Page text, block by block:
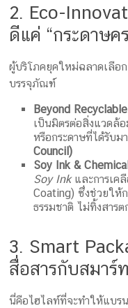
2. Eco-
ดีแค่ “กระดาษค
ผู้บริโภคยุคใหม่ฉลาดเลือ
บรรจุภัณฑ์
Beyond
เป็นมิตรต่อสิ่งแวดล้
หรือกระดาษที่ได้รับม
Council)
Soy Ink &
Soy Inkและการเค
Coating) ซึ่งช่วยให้
ธรรมชาติ ไม่ทิ้งสารต
3. Smart
สื่อสารกับสมาร์
นี่คือไฮไลท์ที่จะทำให้แบร